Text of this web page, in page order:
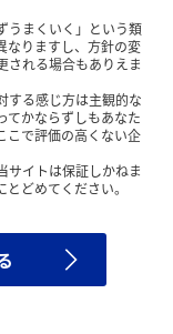
うまくいく」という類
なりますし、方針の変
される場合もありえま
する感じ方は主観的な
てかならずしもあなた
こで評価の高くない企
サイトは保証しかねま
どめてください。